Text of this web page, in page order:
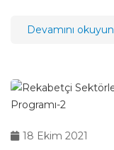
Devamını okuyun
18 Ekim 2021